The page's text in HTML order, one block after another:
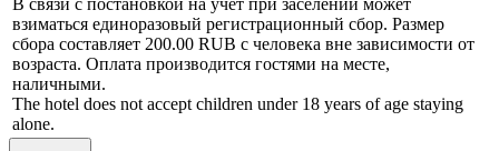
В связи с постановкой на учет при заселении может
взиматься единоразовый регистрационный сбор. Размер
сбора составляет 200.00 RUB с человека вне зависимости от
возраста. Оплата производится гостями на месте,
наличными.
The hotel does not accept children under 18 years of age staying
alone.